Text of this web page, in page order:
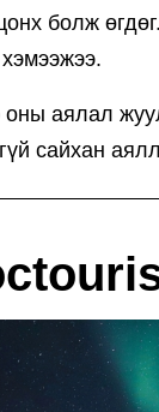
болж
оны аялал
сайхан